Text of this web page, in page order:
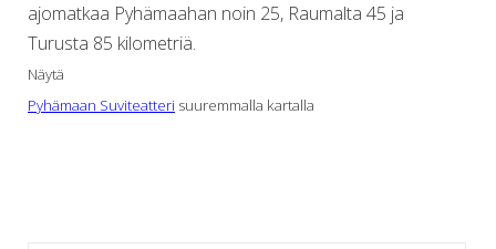
ajomatkaa Pyhämaahan noin 25, Raumalta 45 ja
Turusta 85 kilometriä.
Näytä
Pyhämaan Suviteatteri suuremmalla kartalla